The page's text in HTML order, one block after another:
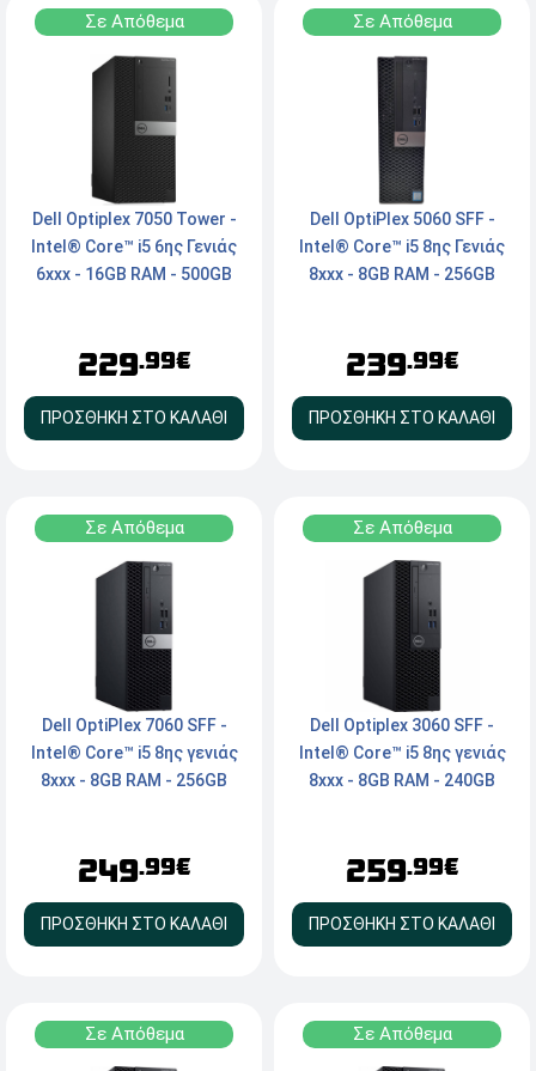
Σε Απόθεμα
Dell Optiplex 7050 Tower -
Intel® Core™ i5 6ης Γενιάς
6xxx - 16GB RAM - 500GB
229.99€
ΠΡΟΣΘΗΚΗ ΣΤΟ ΚΑΛΑΘΙ
Σε Απόθεμα
Dell OptiPlex 5060 SFF -
Intel® Core™ i5 8ης Γενιάς
8xxx - 8GB RAM - 256GB
239.99€
ΠΡΟΣΘΗΚΗ ΣΤΟ ΚΑΛΑΘΙ
Σε Απόθεμα
Dell OptiPlex 7060 SFF -
Intel® Core™ i5 8ης γενιάς
8xxx - 8GB RAM - 256GB
Windows 11 Pro
249.99€
ΠΡΟΣΘΗΚΗ ΣΤΟ ΚΑΛΑΘΙ
Σε Απόθεμα
Dell Optiplex 3060 SFF -
Intel® Core™ i5 8ης γενιάς
8xxx - 8GB RAM - 240GB
259.99€
ΠΡΟΣΘΗΚΗ ΣΤΟ ΚΑΛΑΘΙ
Σε Απόθεμα Σε Απόθεμα